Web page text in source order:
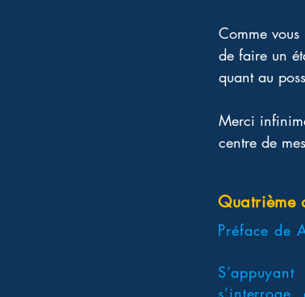
Comme
de faire un
quant au
Merci
centre de
Quatrième
Préface de